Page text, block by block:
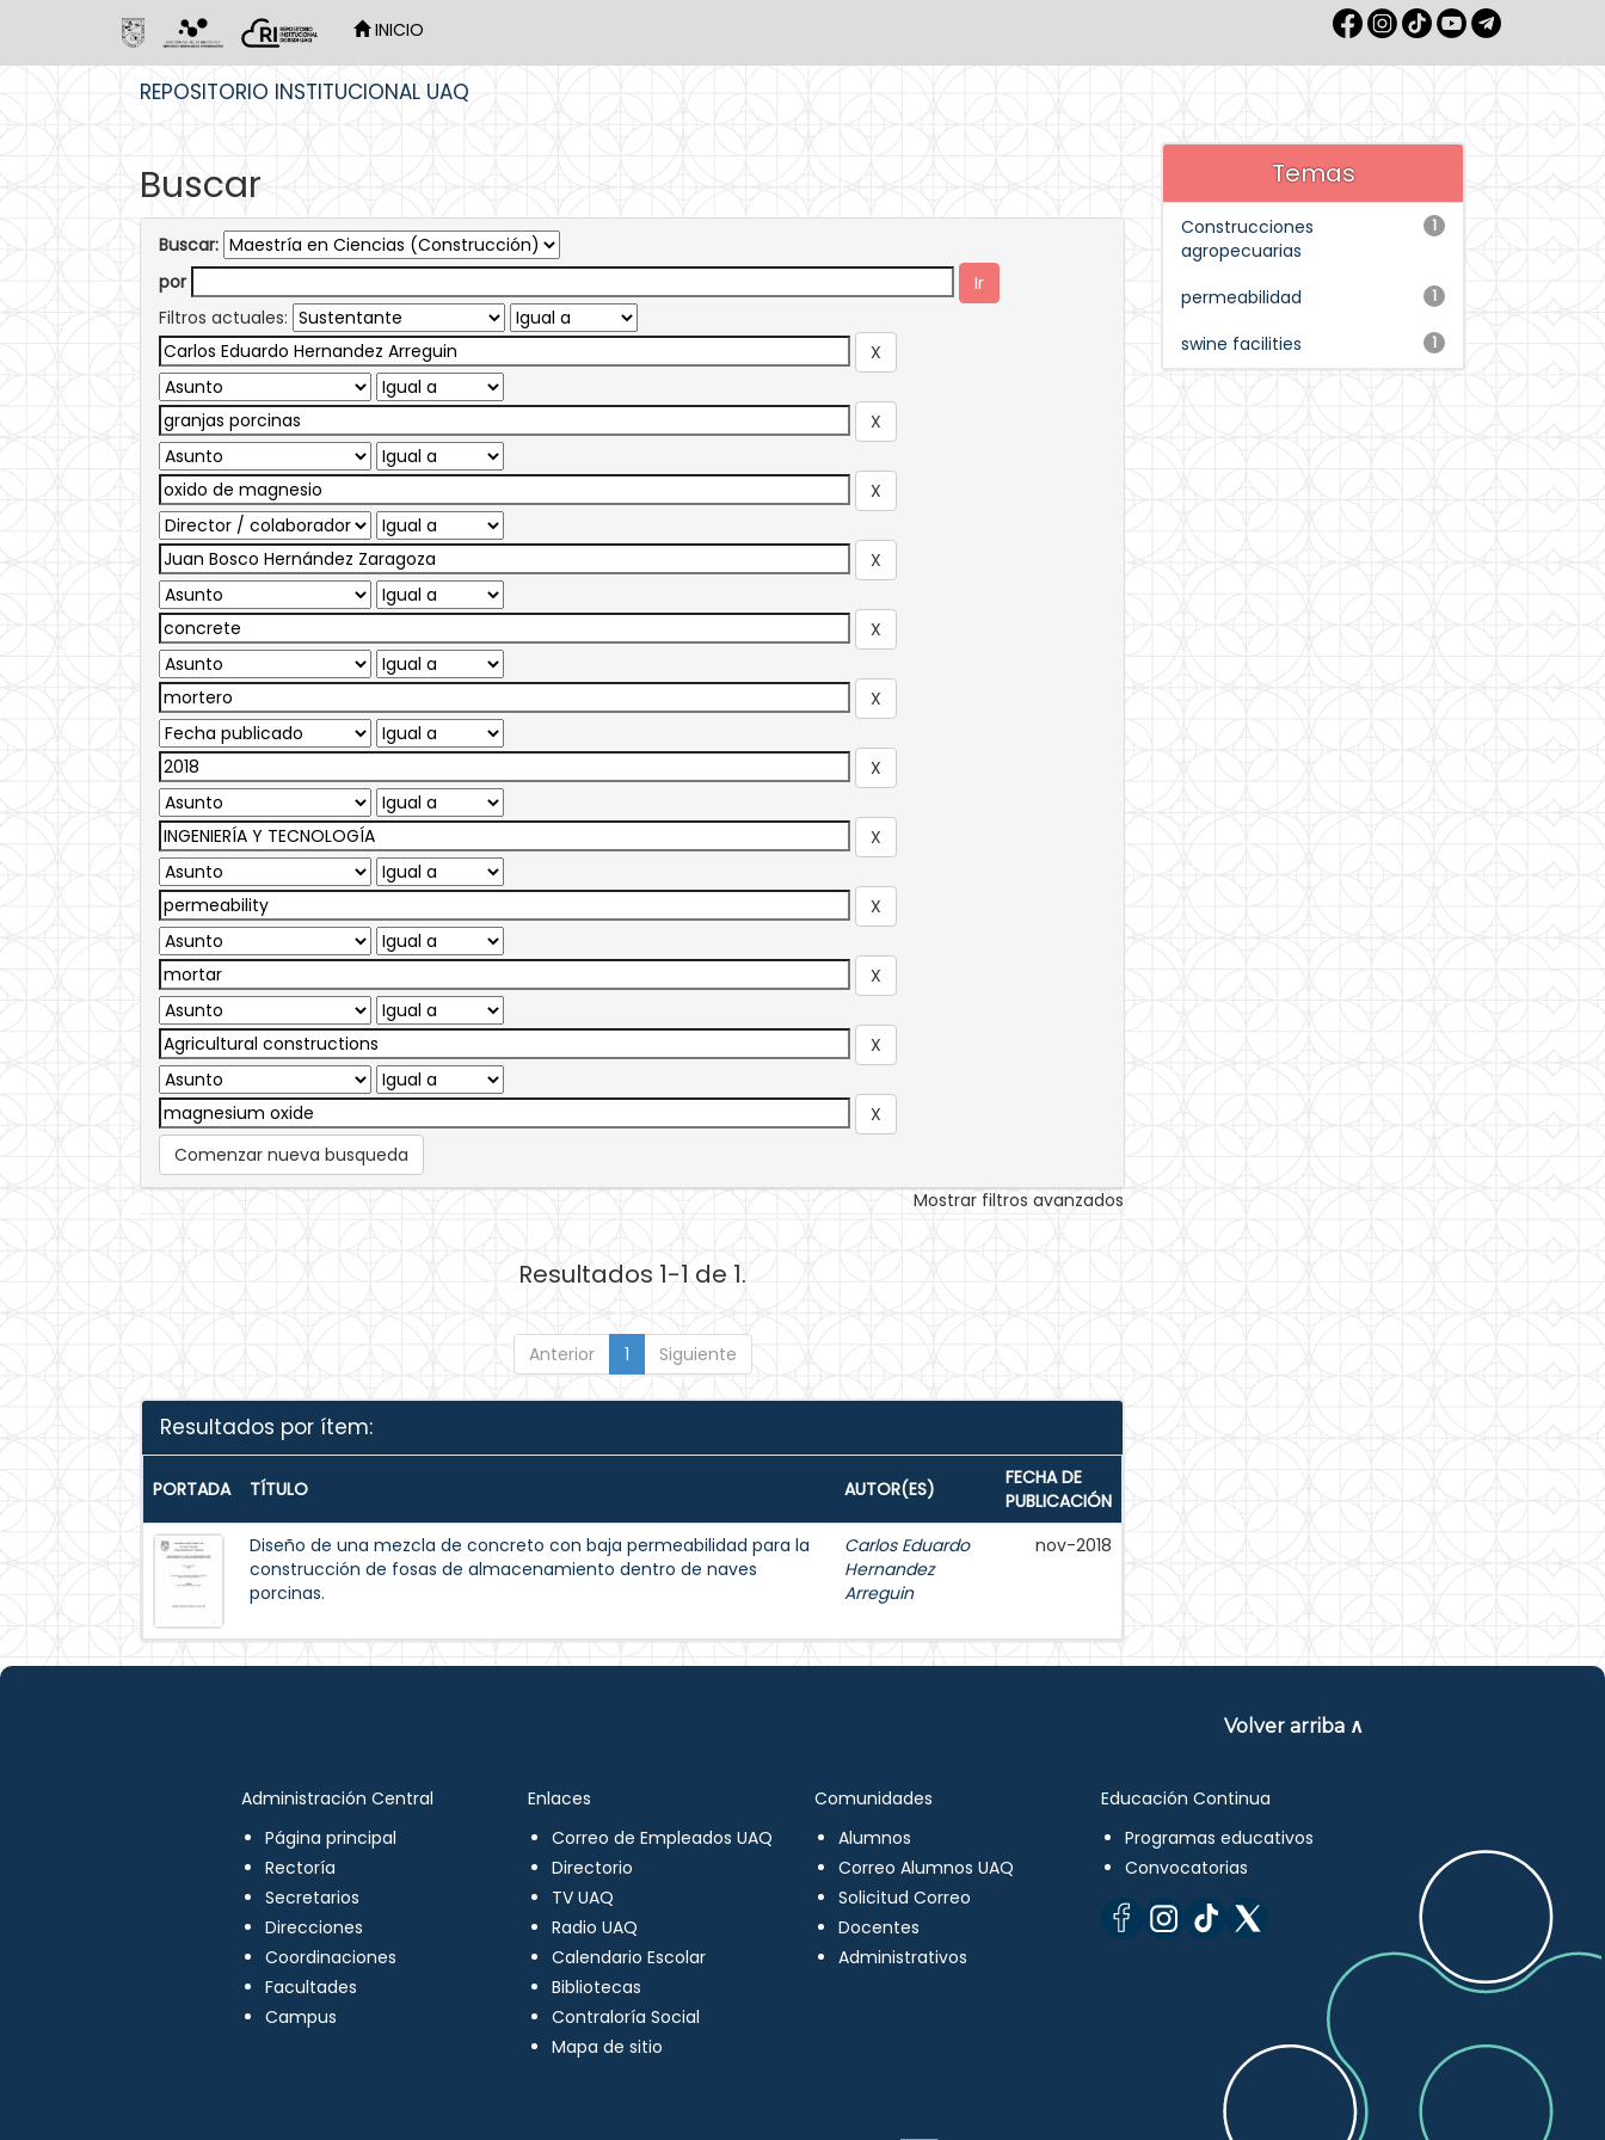
INICIO
REPOSITORIO INSTITUCIONAL UAQ
Buscar
Buscar:
por
Filtros actuales:
Comenzar nueva busqueda
Mostrar filtros avanzados
Resultados 1-1 de 1.
Anterior 1 Siguiente
Resultados por ítem:
PORTADA TÍTULO AUTOR(ES)
FECHA DE
PUBLICACIÓN
Diseño de una mezcla de concreto con baja permeabilidad para la
construcción de fosas de almacenamiento dentro de naves
porcinas.
Carlos Eduardo
Hernandez
Arreguin
nov-2018
Temas
1
Construcciones
agropecuarias
1
permeabilidad
1
swine facilities
Volver arriba ∧
Administración Central
Página principal
Rectoría
Secretarios
Direcciones
Coordinaciones
Facultades
Campus
Enlaces
Correo de Empleados UAQ
Directorio
TV UAQ
Radio UAQ
Calendario Escolar
Bibliotecas
Contraloría Social
Mapa de sitio
Comunidades
Alumnos
Correo Alumnos UAQ
Solicitud Correo
Docentes
Administrativos
Educación Continua
Programas educativos
Convocatorias